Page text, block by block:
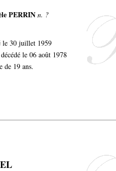
PERRIN n. ?
le 30 juillet 1959
le 06 août 1978
de 19 ans.